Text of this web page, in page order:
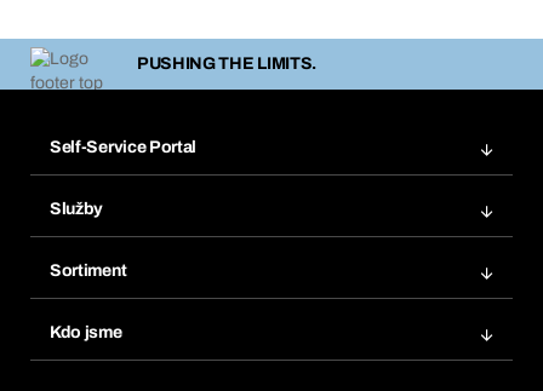
PUSHING THE LIMITS.
Self-Service Portal
Oblíbené
Opakované objednávky
Automatické objednávky
Služby
Chemická databáze
eProcurement
Sortiment
Kdo jsme